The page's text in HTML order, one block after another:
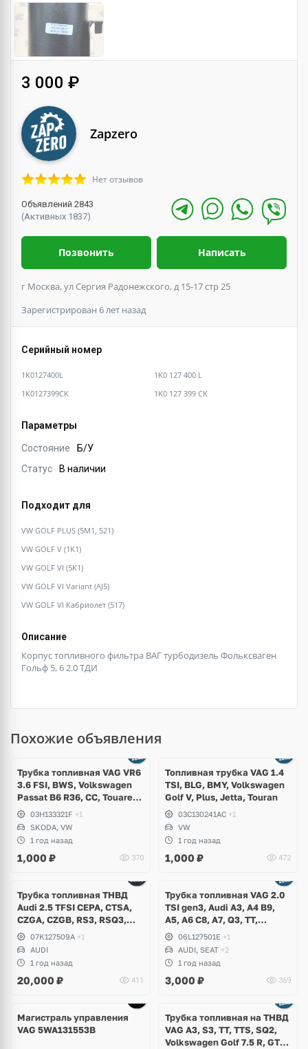
3 000 ₽
Zapzero
Нет отзывов
Объявлений 2843
(Активных 1837)
Позвонить Написать
г Москва, ул Сергия Радонежского, д 15-17 стр 25
Зарегистрирован 6 лет назад
Серийный номер
1K0127400L
1K0 127 400 L
1K0127399CK
1K0 127 399 CK
Параметры
Состояние
Б/У
Статус
В наличии
Подходит для
VW GOLF PLUS (5M1, 521)
VW GOLF V (1K1)
VW GOLF VI (5K1)
VW GOLF VI Variant (AJ5)
VW GOLF VI Кабриолет (517)
Описание
Корпус топливного фильтра ВАГ турбодизель Фольксваген
Гольф 5, 6 2.0 ТДИ
Похожие объявления
Трубка топливная VAG VR6
3.6 FSI, BWS, Volkswagen
Passat B6 R36, CC, Touareg
NF, Teramont, Phaeton,
Skoda Superb
03H133321F +1
SKODA, VW
1 год назад
1,000 ₽ 370
Топливная трубка VAG 1.4
TSI, BLG, BMY, Volkswagen
Golf V, Plus, Jetta, Touran
03C130241AC +1
VW
1 год назад
1,000 ₽ 472
Трубка топливная ТНВД
Audi 2.5 TFSI CEPA, CTSA,
CZGA, CZGB, RS3, RSQ3,
TTRS07K127509A +1
AUDI
1 год назад
20,000 ₽ 411
Трубка топливная VAG 2.0
TSI gen3, Audi A3, A4 B9,
A5, A6 C8, A7, Q3, TT,
Volkswagen Arteon, Passat
B8, Tiguan, T-Roc, Skoda
Kodiaq, Karoq, Octavia A8,
Superb, Seat Leon, Ateca,
Formentor
06L127501E +1
AUDI, SEAT +2
1 год назад
3,000 ₽ 369
Магистраль управления
VAG 5WA131553B
Трубка топливная на ТНВД
VAG A3, S3, TT, TTS, SQ2,
Volkswagen Golf 7.5 R, GTI,